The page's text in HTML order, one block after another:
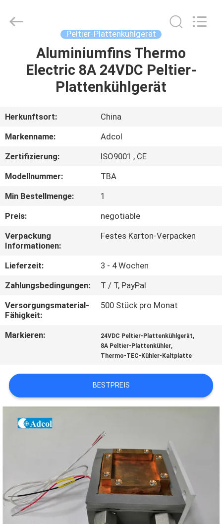
HAUS
PRODUKTE
VIDEOS
UNS
FABRIK-
AUSFLUG
QUALITÄTSKONTROLLE
US
NACHRICHTEN
SITEMAP
PRIVACY
Peltier-Plattenkühlgerät
Aluminiumfins Thermo
Electric 8A 24VDC Peltier-
Plattenkühlgerät
Herkunftsort:
China
Markenname:
Adcol
Zertifizierung:
ISO9001 , CE
Modellnummer:
TBA
Min Bestellmenge:
1
Preis:
negotiable
Verpackung
Informationen:
Festes Karton-Verpacken
Lieferzeit:
3 - 4 Wochen
Zahlungsbedingungen:
T / T, PayPal
Versorgungsmaterial-
Fähigkeit:
500 Stück pro Monat
Markieren: 24VDC Peltier-Plattenkühlgerät,
8A Peltier-Plattenkühler,
Thermo-TEC-Kühler-Kaltplatte
BESTPREIS